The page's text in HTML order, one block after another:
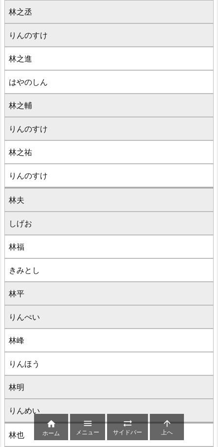
林之丞
りんのすけ
林之進
はやのしん
林之輔
りんのすけ
林之祐
りんのすけ
林夫
しげお
林福
きみとし
林平
りんぺい
林峰
りんほう
林明
りんめい
林也

ホーム

メニュー

サイドバー

上へ